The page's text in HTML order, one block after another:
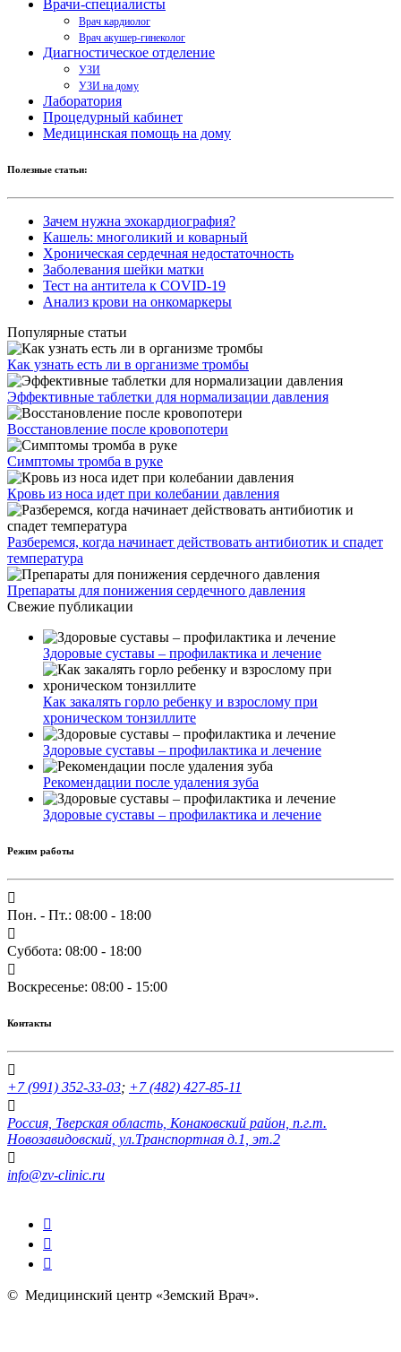
Врачи-специалисты
Врач кардиолог
Врач акушер-гинеколог
Диагностическое отделение
УЗИ
УЗИ на дому
Лаборатория
Процедурный кабинет
Медицинская помощь на дому
Полезные статьи:
Зачем нужна эхокардиография?
Кашель: многоликий и коварный
Хроническая сердечная недостаточность
Заболевания шейки матки
Тест на антитела к COVID-19
Анализ крови на онкомаркеры
Популярные статьи
Как узнать есть ли в организме тромбы
Эффективные таблетки для нормализации давления
Восстановление после кровопотери
Симптомы тромба в руке
Кровь из носа идет при колебании давления
Разберемся, когда начинает действовать антибиотик и спадет
температура
Препараты для понижения сердечного давления
Свежие публикации
Здоровые суставы – профилактика и лечение
Как закалять горло ребенку и взрослому при
хроническом тонзиллите
Здоровые суставы – профилактика и лечение
Рекомендации после удаления зуба
Здоровые суставы – профилактика и лечение
Режим работы
Пон. - Пт.: 08:00 - 18:00
Суббота: 08:00 - 18:00
Воскресенье: 08:00 - 15:00
Контакты
+7 (991) 352-33-03; +7 (482) 427-85-11
Россия, Тверская область, Конаковский район, п.г.т.
Новозавидовский, ул.Транспортная д.1, эт.2
info@zv-clinic.ru
© Медицинский центр «Земский Врач».